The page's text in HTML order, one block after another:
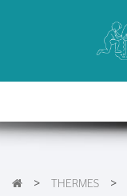
> THERMES >